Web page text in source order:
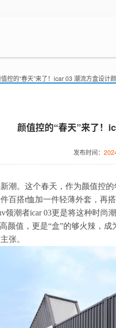
控的“春天”来了！icar 03 潮流方盒设计
颜值控的“春天”来了！
发布时间：
潮。这个春天，作为颜值控
百搭t恤加一件轻薄外套，再
领潮者icar 03更是将这种时尚
颜值，更是“盒”的够火辣，
张。